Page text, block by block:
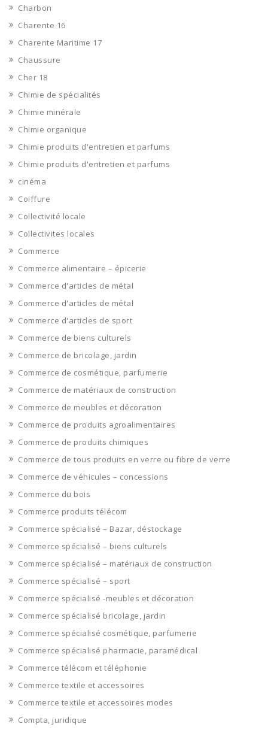
Charbon
Charente 16
Charente Maritime 17
Chaussure
Cher 18
Chimie de spécialités
Chimie minérale
Chimie organique
Chimie produits d'entretien et parfums
Chimie produits d'entretien et parfums
cinéma
Coiffure
Collectivité locale
Collectivites locales
Commerce
Commerce alimentaire – épicerie
Commerce d'articles de métal
Commerce d'articles de métal
Commerce d'articles de sport
Commerce de biens culturels
Commerce de bricolage, jardin
Commerce de cosmétique, parfumerie
Commerce de matériaux de construction
Commerce de meubles et décoration
Commerce de produits agroalimentaires
Commerce de produits chimiques
Commerce de tous produits en verre ou fibre de verre
Commerce de véhicules – concessions
Commerce du bois
Commerce produits télécom
Commerce spécialisé – Bazar, déstockage
Commerce spécialisé – biens culturels
Commerce spécialisé – matériaux de construction
Commerce spécialisé – sport
Commerce spécialisé -meubles et décoration
Commerce spécialisé bricolage, jardin
Commerce spécialisé cosmétique, parfumerie
Commerce spécialisé pharmacie, paramédical
Commerce télécom et téléphonie
Commerce textile et accessoires
Commerce textile et accessoires modes
Compta, juridique